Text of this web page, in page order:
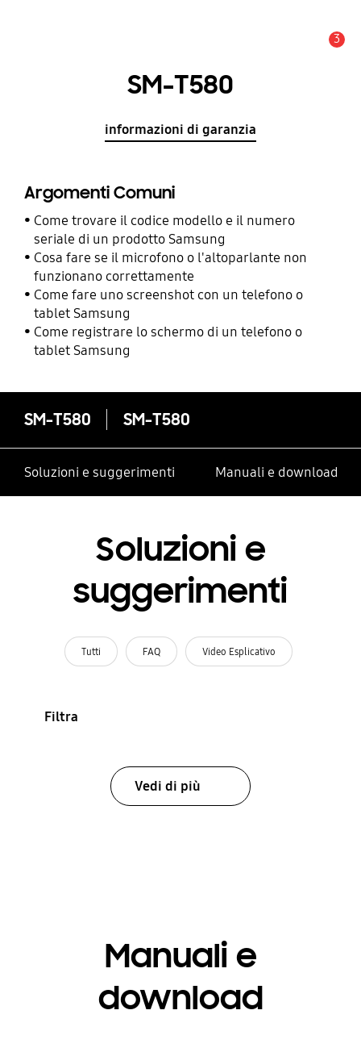
3
SM-T580
informazioni di garanzia
Argomenti Comuni
Come trovare il codice modello e il numero
seriale di un prodotto Samsung
Cosa fare se il microfono o l'altoparlante non
funzionano correttamente
Come fare uno screenshot con un telefono o
tablet Samsung
Come registrare lo schermo di un telefono o
tablet Samsung
SM-T580 SM-T580
Soluzioni e suggerimenti Manuali e download
Soluzioni e
suggerimenti
Tutti FAQ Video Esplicativo
Filtra
Vedi di più
Manuali e
download